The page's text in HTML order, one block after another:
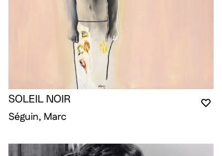
SOLEIL NOIR
Séguin, Marc